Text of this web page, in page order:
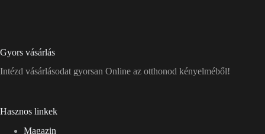
Gyors vásárlás
Intézd vásárlásodat gyorsan Online az otthonod kényelméből!
Hasznos linkek
Magazin